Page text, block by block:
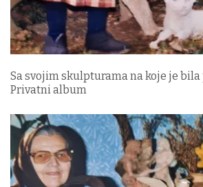
Sa svojim skulpturama na koje je bila
Privatni album